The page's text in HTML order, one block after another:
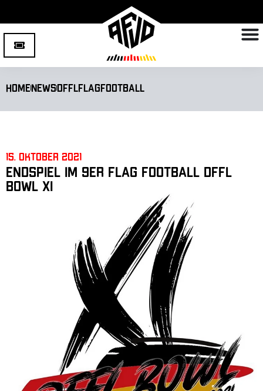
HomeNewsDFFLFlagfootball
15. Oktober 2021
Endspiel im 9er Flag Football DFFL
Bowl XI